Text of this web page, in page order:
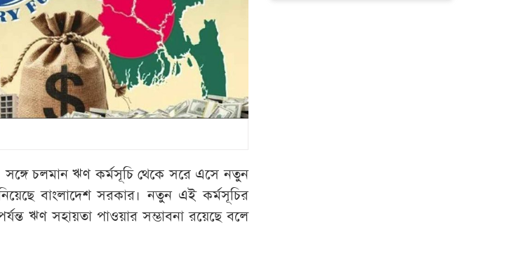
চলমান ঋণ কর্মসূচি থেকে সরে এসে নতুন
বাংলাদেশ সরকার। নতুন এই কর্মসূচির
ঋণ সহায়তা পাওয়ার সম্ভাবনা রয়েছে বলে